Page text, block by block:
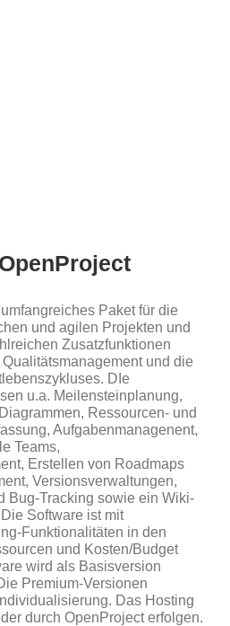
Paket für die
und agilen Projekten und
Zusatzfunktionen
und die
DIe
u.a. Meilensteinplanung,
Ressourcen- und
Aufgabenmanagenent,
Teams,
Erstellen von Roadmaps
Versionsverwaltungen,
Bug-Tracking sowie ein Wiki-
Software ist mit
Funktionalitäten in den
und Kosten/Budget
wird als Basisversion
Premium-Versionen
Das Hosting
durch OpenProject erfolgen.